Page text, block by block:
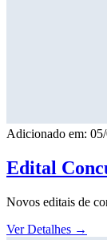
Adicionado em:
Edital
Novos editais de
Ver Detalhes →